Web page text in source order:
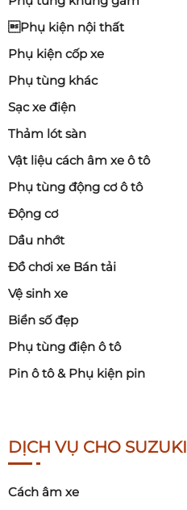
Phụ kiện nội thất
Phụ kiện cốp xe
Phụ tùng khác
Sạc xe điện
Thảm lót sàn
Vật liệu cách âm xe ô tô
Phụ tùng động cơ ô tô
Động cơ
Dầu nhớt
Đồ chơi xe Bán tải
Vệ sinh xe
Biển số đẹp
Phụ tùng điện ô tô
Pin ô tô & Phụ kiện pin
DỊCH VỤ CHO SUZUKI
Cách âm xe